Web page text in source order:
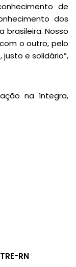
de
dos
Nosso
o outro, pelo
e solidário”,
na íntegra,
RN